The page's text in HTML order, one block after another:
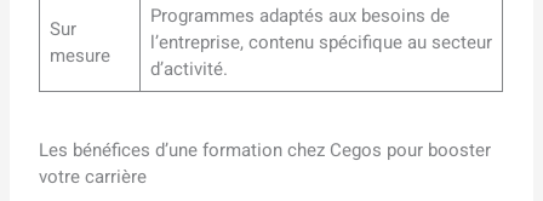
Sur
mesure
Programmes adaptés aux besoins de
l’entreprise, contenu spécifique au secteur
d’activité.
Les bénéfices d’une formation chez Cegos pour booster
votre carrière